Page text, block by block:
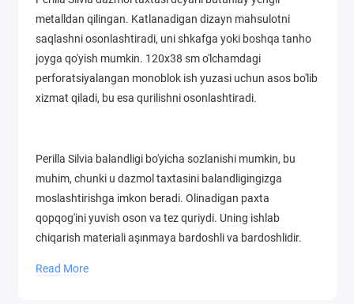
metalldan qilingan. Katlanadigan dizayn mahsulotni
saqlashni osonlashtiradi, uni shkafga yoki boshqa tanho
joyga qo'yish mumkin. 120x38 sm o'lchamdagi
perforatsiyalangan monoblok ish yuzasi uchun asos bo'lib
xizmat qiladi, bu esa qurilishni osonlashtiradi.
Perilla Silvia balandligi bo'yicha sozlanishi mumkin, bu
muhim, chunki u dazmol taxtasini balandligingizga
moslashtirishga imkon beradi. Olinadigan paxta
qopqog'ini yuvish oson va tez quriydi. Uning ishlab
chiqarish materiali aşınmaya bardoshli va bardoshlidir.
shuning uchun taxtaning ishchi yuzasi uzoq vaqt
Read More